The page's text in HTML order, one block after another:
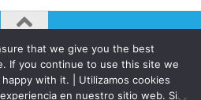
© JAVIER MARTINEZ 2026. All
Reserved.
con elTema Hueman
that we give you the best
If you continue to use this site we
with it. | Utilizamos cookies
en nuestro sitio web. Si